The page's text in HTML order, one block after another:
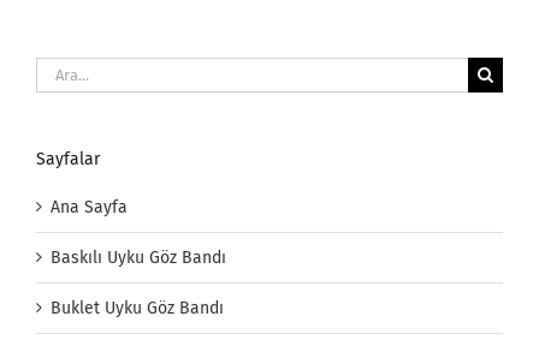
Ara:
Sayfalar
Ana Sayfa
Baskılı Uyku Göz Bandı
Buklet Uyku Göz Bandı